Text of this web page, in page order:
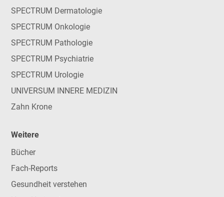
SPECTRUM Dermatologie
SPECTRUM Onkologie
SPECTRUM Pathologie
SPECTRUM Psychiatrie
SPECTRUM Urologie
UNIVERSUM INNERE MEDIZIN
Zahn Krone
Weitere
Bücher
Fach-Reports
Gesundheit verstehen